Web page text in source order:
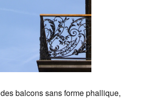
des balcons sans forme phallique,